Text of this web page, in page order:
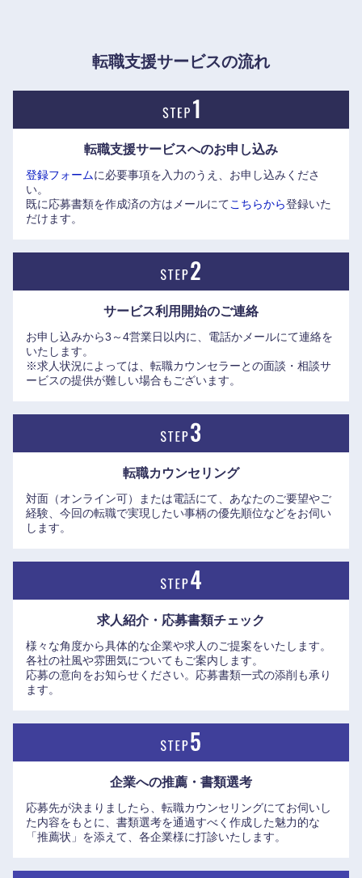
多様なキャリア観・働き方に合わせた柔軟なキャリアパスを
選択できる環境づくりが進められている。
近年は中途採用を積極的に行っており、高い人間力とスキ
職種によっては金融機関未経験者も歓迎しており、同行に新
しい知見をもたらす人材を広く募集中。
※（株）エリートネットワークHPにインタビューを掲載して
おります。是非ご覧ください。
ループCAO 兼 監査部長（当時）：吉藤 茂氏、株式会社三菱
UFJ銀行 監査部 監査グループ 次長：平野 哲也氏
https://www.elite-network.co.jp/interview_kigyo/116.html
●執行役員 システム本部長 兼 CISO：亀田 浩樹氏
●執行役員 ソリューションプロダクツ部長：小野寺 雅史（ま
さし）氏、ソリューションプロダクツ部 企画グループ 次
https://www.elite-network.co.jp/interview_kigyo/122.html
●サステナブルビジネス部 業務推進グループ 次長：太田 悟史
氏、サステナブルビジネス部 企画開発グループ 次長：小野
https://www.elite-network.co.jp/interview_kigyo/mufg-
転職支援サービスの流れ
転職支援サービスへのお申し込み
登録フォームに必要事項を入力のうえ、お申し込みくださ
い。
既に応募書類を作成済の方はメールにてこちらから登録いた
だけます。
サービス利用開始のご連絡
お申し込みから3～4営業日以内に、電話かメールにて連絡を
いたします。
※求人状況によっては、転職カウンセラーとの面談・相談サ
ービスの提供が難しい場合もございます。
転職カウンセリング
対面（オンライン可）または電話にて、あなたのご要望やご
経験、今回の転職で実現したい事柄の優先順位などをお伺い
します。
求人紹介・応募書類チェック
様々な角度から具体的な企業や求人のご提案をいたします。
各社の社風や雰囲気についてもご案内します。
応募の意向をお知らせください。応募書類一式の添削も承り
ます。
企業への推薦・書類選考
応募先が決まりましたら、転職カウンセリングにてお伺いし
た内容をもとに、書類選考を通過すべく作成した魅力的な
「推薦状」を添えて、各企業様に打診いたします。
近畿地方